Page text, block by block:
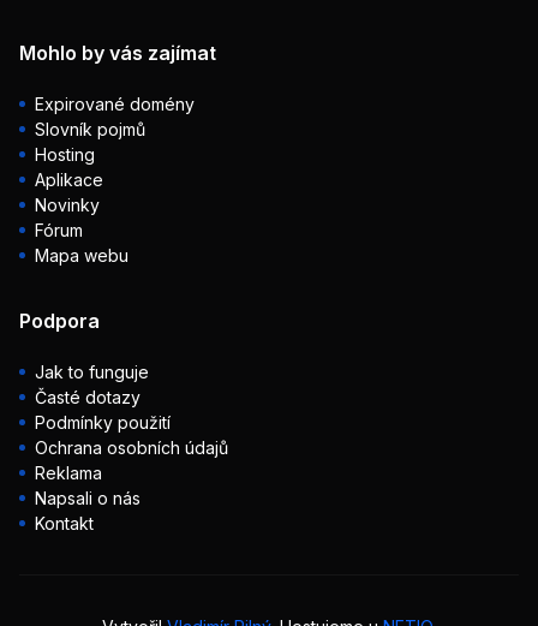
Mohlo by vás zajímat
Expirované domény
Slovník pojmů
Hosting
Aplikace
Novinky
Fórum
Mapa webu
Podpora
Jak to funguje
Časté dotazy
Podmínky použití
Ochrana osobních údajů
Reklama
Napsali o nás
Kontakt